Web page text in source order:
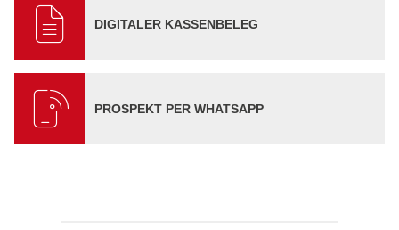
DIGITALER KASSENBELEG
PROSPEKT PER WHATSAPP